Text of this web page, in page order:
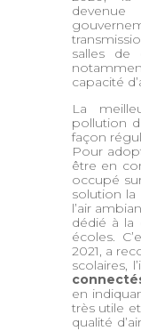
salles de
capacité
La
pollution
façon
Pour
être en
occupé
solution
l’air
dédié à la
écoles.
2021, a
scolaires,
en
très utile
qualité